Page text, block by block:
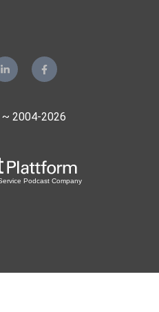
2004-2026